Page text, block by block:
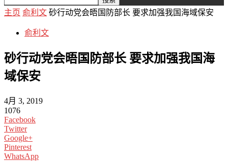
主页 俞利文 砂行动党会晤国防部长 要求加强我国海域保安
俞利文
砂行动党会晤国防部长 要求加强我国海
域保安
4月 3, 2019
1076
Facebook
Twitter
Google+
Pinterest
WhatsApp